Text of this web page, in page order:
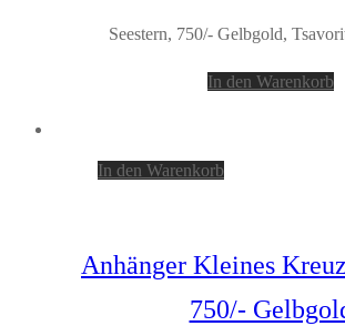
Seestern, 750/- Gelbgold,
In den Warenkorb
In den Warenkorb
Anhänger Kleines
750/-